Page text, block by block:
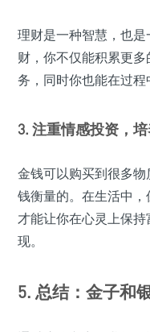
理财是一种智慧，也是
财，你不仅能积累更
务，同时你也能在过程
3. 注重情感投资，
金钱可以购买到很多
钱衡量的。在生活中，
才能让你在心灵上保持
现。
5. 总结：金子和